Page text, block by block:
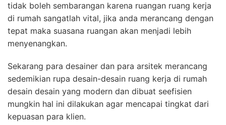
tidak boleh sembarangan karena ruangan ruang kerja
di rumah sangatlah vital, jika anda merancang dengan
tepat maka suasana ruangan akan menjadi lebih
menyenangkan.
Sekarang para desainer dan para arsitek merancang
sedemikian rupa desain-desain ruang kerja di rumah
desain desain yang modern dan dibuat seefisien
mungkin hal ini dilakukan agar mencapai tingkat dari
kepuasan para klien.